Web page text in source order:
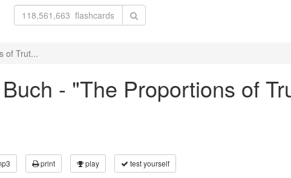
of Trut...
- "The Proportions of
print play test yourself